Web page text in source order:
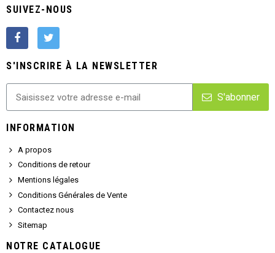
SUIVEZ-NOUS
S'INSCRIRE À LA NEWSLETTER
S'abonner
INFORMATION
A propos
Conditions de retour
Mentions légales
Conditions Générales de Vente
Contactez nous
Sitemap
NOTRE CATALOGUE